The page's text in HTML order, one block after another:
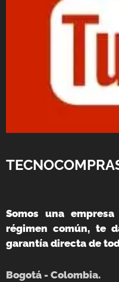
Somos una
régimen común, te
garantía directa de
Bogotá - Colombia.